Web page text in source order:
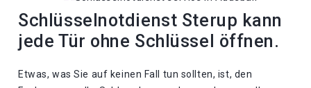
Schlüsselnotdienst Sterup kann
jede Tür ohne Schlüssel öffnen.
Etwas, was Sie auf keinen Fall tun sollten, ist, den